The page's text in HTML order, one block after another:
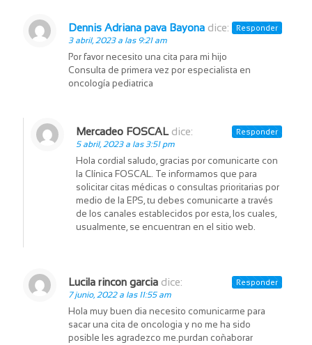
Dennis Adriana pava Bayona dice:
3 abril, 2023 a las 9:21 am
Por favor necesito una cita para mi hijo
Consulta de primera vez por especialista en
oncología pediatrica
Responder
Mercadeo FOSCAL dice:
5 abril, 2023 a las 3:51 pm
Hola cordial saludo, gracias por comunicarte con
la Clínica FOSCAL. Te informamos que para
solicitar citas médicas o consultas prioritarias por
medio de la EPS, tu debes comunicarte a través
de los canales establecidos por esta, los cuales,
usualmente, se encuentran en el sitio web.
Responder
Lucila rincon garcia dice:
7 junio, 2022 a las 11:55 am
Hola muy buen dia necesito comunicarme para
sacar una cita de oncologia y no me ha sido
posible les agradezco me.purdan coñaborar
Responder